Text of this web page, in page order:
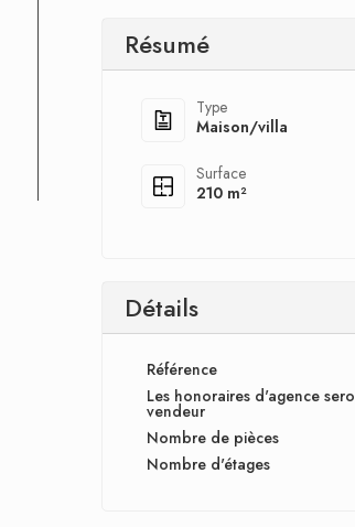
Résumé
Type
Maison/villa
Surface
210 m²
Détails
Référence
Les honoraires d'agence
vendeur
Nombre de pièces
Nombre d'étages